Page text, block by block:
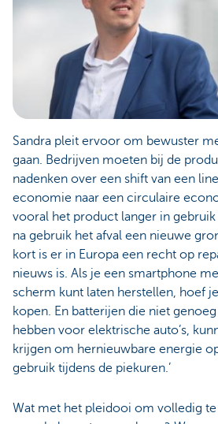
Sandra pleit ervoor om bewuster
gaan. Bedrijven moeten bij de
nadenken over een shift van een
economie naar een circulaire
vooral het product langer in
na gebruik het afval een nieuwe
kort is er in Europa een recht op
nieuws is. Als je een smartphone
scherm kunt laten herstellen, hoef
kopen. En batterijen die niet
hebben voor elektrische auto’s,
krijgen om hernieuwbare energie
gebruik tijdens de piekuren.’
Wat met het pleidooi om volledig